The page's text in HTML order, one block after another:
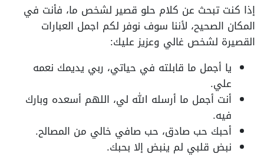
إذا كنت تبحث عن كلام حلو قصير لشخص ما، فأنت في
المكان الصحيح، لأننا سوف نوفر لكم اجمل العبارات
القصيرة لشخص غالي وعزيز عليك:
يا أجمل ما قابلته في حياتي، ربي يديمك نعمه
علي.
أنت أجمل ما أرسله الله لي، اللهم أسعده وبارك
فيه.
أحبك حب صادق، حب صافي خالي من المصالح.
نبض قلبي لم ينبض إلا بحبك.